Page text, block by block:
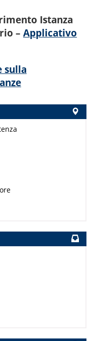
Istanza
– Applicativo
sulla